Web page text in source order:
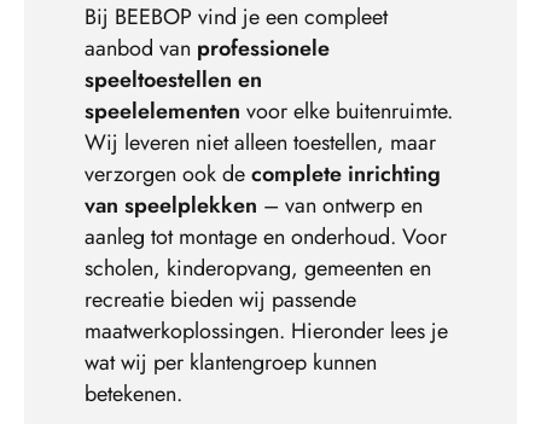
Bij BEEBOP vind je een compleet
aanbod van professionele
speeltoestellen en
speelelementen voor elke buitenruimte.
Wij leveren niet alleen toestellen, maar
verzorgen ook decomplete inrichting
van speelplekken – van ontwerp en
aanleg tot montage en onderhoud. Voor
scholen, kinderopvang, gemeenten en
recreatie bieden wij passende
maatwerkoplossingen. Hieronder lees je
wat wij per klantengroep kunnen
betekenen.